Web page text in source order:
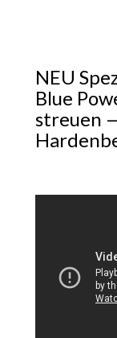
NEU
Blue
streuen